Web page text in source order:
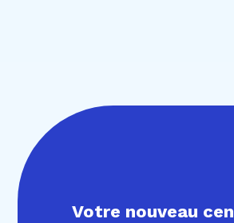
Votre nouveau